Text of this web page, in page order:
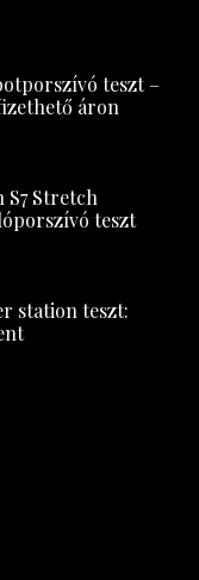
teszt –
áron
S7 Stretch
teszt
station teszt: